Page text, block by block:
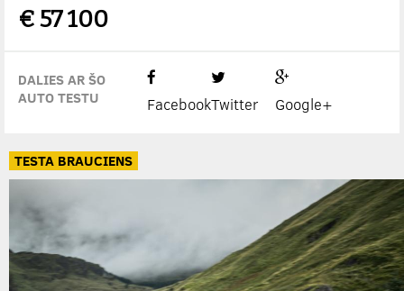
€57 100
DALIES AR ŠO
AUTO TESTU
FacebookTwitter Google+
TESTA BRAUCIENS